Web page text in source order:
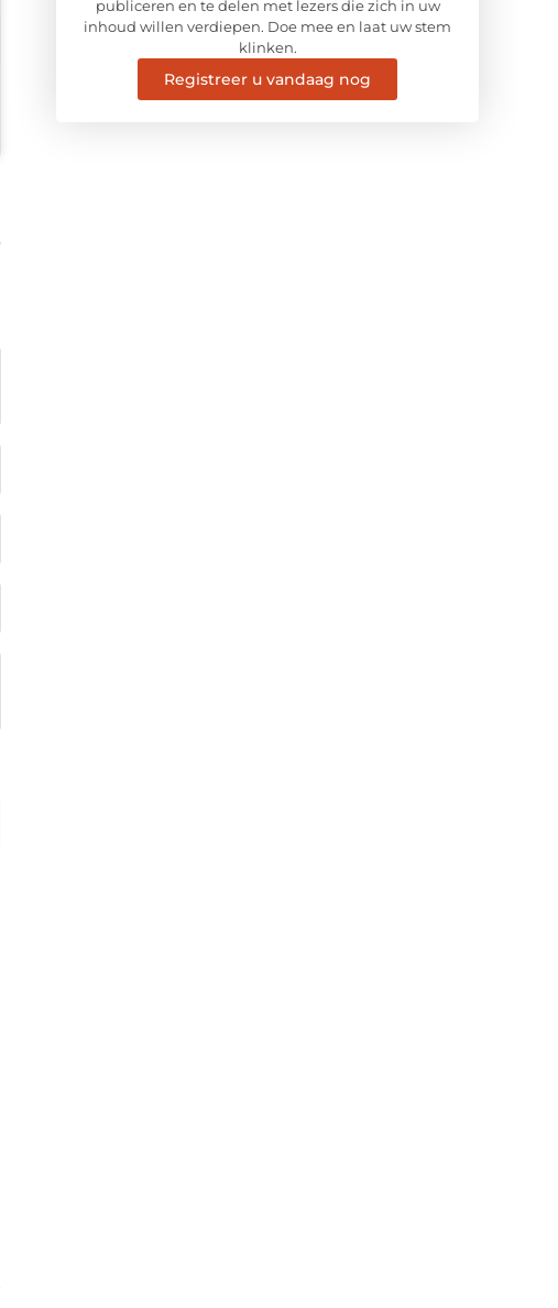
publiceren en te delen met lezers die zich in uw
inhoud willen verdiepen. Doe mee en laat uw stem
klinken.
Registreer u vandaag nog